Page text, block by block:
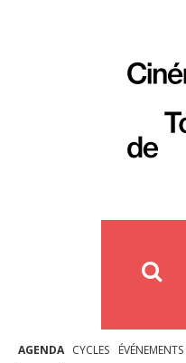
AGENDA CYCLES ÉVÉNEMENTS